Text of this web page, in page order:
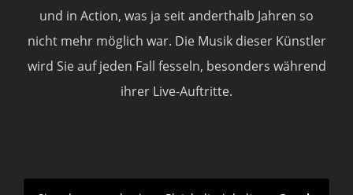
und in Action, was ja seit anderthalb Jahren so
nicht mehr möglich war. Die Musik dieser Künstler
wird Sie auf jeden Fall fesseln, besonders während
ihrer Live-Auftritte.